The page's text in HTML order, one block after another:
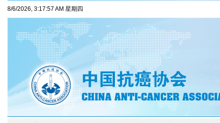
8/6/2026, 3:17:58 AM 星期四